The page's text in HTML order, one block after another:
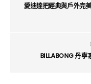
愛迪達把經典與戶外完
BILLABONG 丹